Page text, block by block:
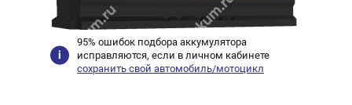
95% ошибок подбора аккумулятора
исправляются, если в личном кабинете
сохранить свой автомобиль/мотоцикл